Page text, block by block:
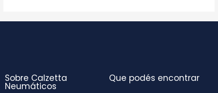
Sobre Calzetta
Neumáticos
Que podés encontrar